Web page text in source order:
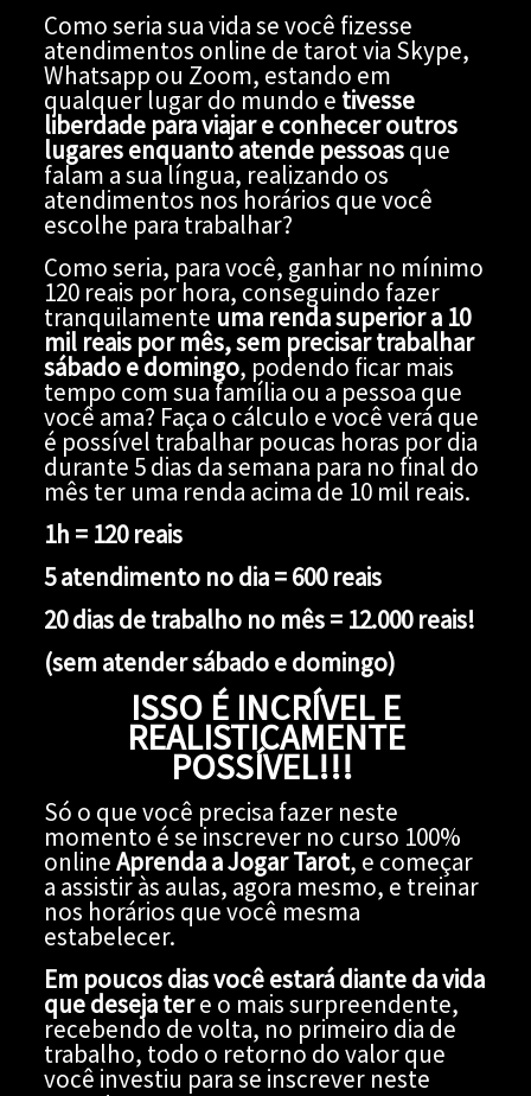
Como seria sua vida se você fizesse
atendimentos online de tarot via Skype,
Whatsapp ou Zoom, estando em
qualquer lugar do mundo e tivesse
liberdade para viajar e conhecer outros
lugares enquanto atende pessoasque
falam a sua língua, realizando os
atendimentos nos horários que você
escolhe para trabalhar?
Como seria, para você, ganhar no mínimo
120 reais por hora, conseguindo fazer
tranquilamente uma renda superior a 10
mil reais por mês, sem precisar trabalhar
sábado e domingo, podendo ficar mais
tempo com sua família ou a pessoa que
você ama? Faça o cálculo e você verá que
é possível trabalhar poucas horas por dia
durante 5 dias da semana para no final do
mês ter uma renda acima de 10 mil reais.
1h = 120 reais
5 atendimento no dia = 600 reais
20 dias de trabalho no mês = 12.000 reais!
(sem atender sábado e domingo)
ISSO É INCRÍVEL E
REALISTICAMENTE
POSSÍVEL!!!
Só o que você precisa fazer neste
momento é se inscrever no curso 100%
onlineAprenda a Jogar Tarot, e começar
a assistir às aulas, agora mesmo, e treinar
nos horários que você mesma
estabelecer.
Em poucos dias você estará diante da vida
que deseja tere o mais surpreendente,
recebendo de volta, no primeiro dia de
trabalho, todo o retorno do valor que
você investiu para se inscrever neste